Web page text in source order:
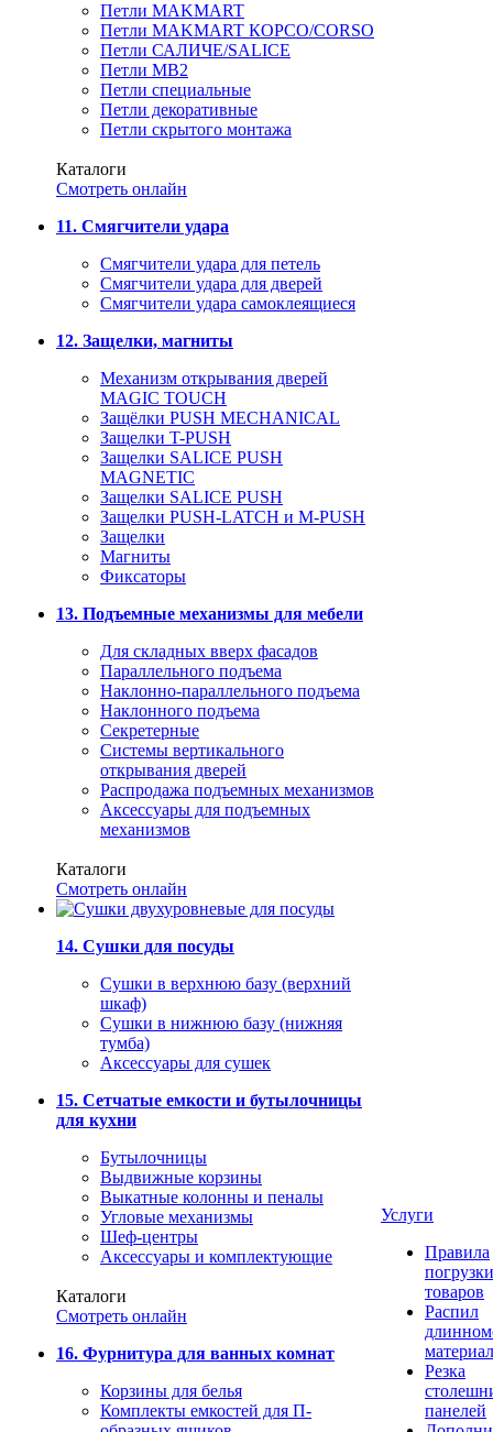
Петли MAKMART
Петли MAKMART КОРСО/CORSO
Петли САЛИЧЕ/SALICE
Петли MB2
Петли специальные
Петли декоративные
Петли скрытого монтажа
Каталоги
Смотреть онлайн
11. Смягчители удара
Смягчители удара для петель
Смягчители удара для дверей
Cмягчители удара самоклеящиеся
12. Защелки, магниты
Механизм открывания дверей
MAGIC TOUCH
Защёлки PUSH MECHANICAL
Защелки T-PUSH
Защелки SALICE PUSH
MAGNETIC
Защелки SALICE PUSH
Защелки PUSH-LATCH и M-PUSH
Защелки
Магниты
Фиксаторы
13. Подъемные механизмы для мебели
Для складных вверх фасадов
Параллельного подъема
Наклонно-параллельного подъема
Наклонного подъема
Секретерные
Системы вертикального
открывания дверей
Распродажа подъемных механизмов
Аксессуары для подъемных
механизмов
Каталоги
Смотреть онлайн
14. Сушки для посуды
Сушки в верхнюю базу (верхний
шкаф)
Сушки в нижнюю базу (нижняя
тумба)
Аксессуары для сушек
15. Сетчатые емкости и бутылочницы
для кухни
Бутылочницы
Выдвижные корзины
Выкатные колонны и пеналы
Угловые механизмы
Шеф-центры
Аксессуары и комплектующие
Каталоги
Смотреть онлайн
16. Фурнитура для ванных комнат
Корзины для белья
Комплекты емкостей для П-
Услуги
Правила
погрузки
товаров
Распил
Резка
панелей